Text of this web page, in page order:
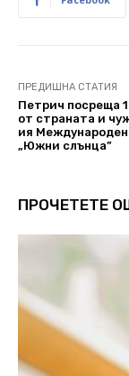
ПРЕДИШНА СТАТИЯ
Петрич посреща
от страната и
ия Международен
„Южни слънца”
ПРОЧЕТЕТЕ